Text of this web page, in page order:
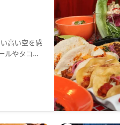
高い空を感
ルやタコ
します。